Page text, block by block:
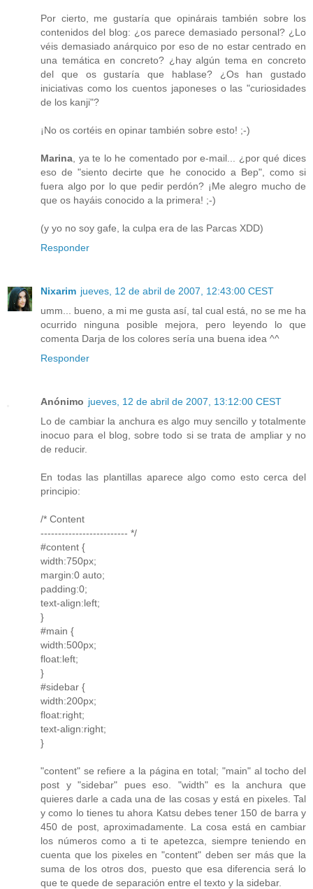
Por cierto, me gustaría que opinárais también sobre los
contenidos del blog: ¿os parece demasiado personal? ¿Lo
véis demasiado anárquico por eso de no estar centrado en
una temática en concreto? ¿hay algún tema en concreto
del que os gustaría que hablase? ¿Os han gustado
iniciativas como los cuentos japoneses o las "curiosidades
de los kanji"?
¡No os cortéis en opinar también sobre esto! ;-)
Marina, ya te lo he comentado por e-mail... ¿por qué dices
eso de "siento decirte que he conocido a Bep", como si
fuera algo por lo que pedir perdón? ¡Me alegro mucho de
que os hayáis conocido a la primera! ;-)
(y yo no soy gafe, la culpa era de las Parcas XDD)
Responder
Nixarim jueves, 12 de abril de 2007, 12:43:00 CEST
umm... bueno, a mi me gusta así, tal cual está, no se me ha
ocurrido ninguna posible mejora, pero leyendo lo que
comenta Darja de los colores sería una buena idea ^^
Responder
Anónimo jueves, 12 de abril de 2007, 13:12:00 CEST
Lo de cambiar la anchura es algo muy sencillo y totalmente
inocuo para el blog, sobre todo si se trata de ampliar y no
de reducir.
En todas las plantillas aparece algo como esto cerca del
principio:
/* Content
------------------------- */
#content {
width:750px;
margin:0 auto;
padding:0;
text-align:left;
}
#main {
width:500px;
float:left;
}
#sidebar {
width:200px;
float:right;
text-align:right;
}
"content" se refiere a la página en total; "main" al tocho del
post y "sidebar" pues eso. "width" es la anchura que
quieres darle a cada una de las cosas y está en pixeles. Tal
y como lo tienes tu ahora Katsu debes tener 150 de barra y
450 de post, aproximadamente. La cosa está en cambiar
los números como a ti te apetezca, siempre teniendo en
cuenta que los pixeles en "content" deben ser más que la
suma de los otros dos, puesto que esa diferencia será lo
que te quede de separación entre el texto y la sidebar.